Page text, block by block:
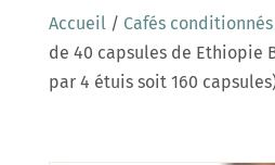
Accueil/ Cafés conditionnés
de 40 capsules de Ethiopie
par 4 étuis soit 160